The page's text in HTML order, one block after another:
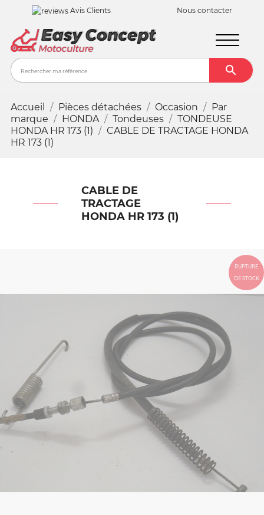
Avis Clients Nous contacter

Accueil Pièces détachées Occasion
Par
marque
HONDA Tondeuses
TONDEUSE
HONDA HR 173 (1)
CABLE DE TRACTAGE HONDA
HR 173 (1)
CABLE DE
TRACTAGE
HONDA HR 173 (1)
RUPTURE
DE STOCK